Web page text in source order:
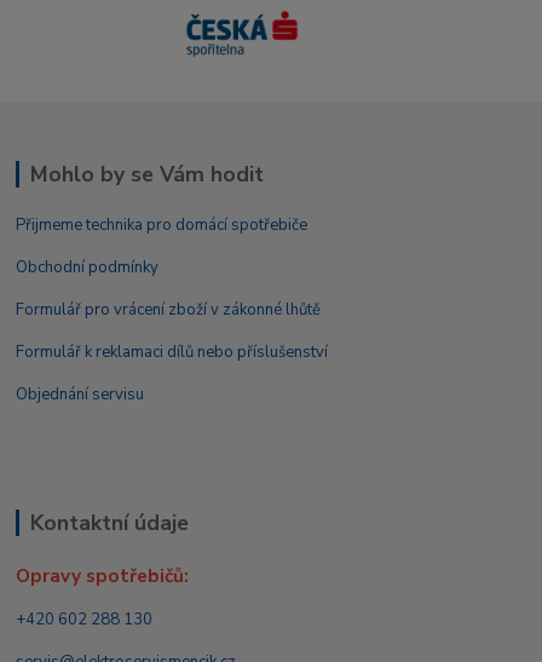
Mohlo by se Vám hodit
Přijmeme technika pro domácí spotřebiče
Obchodní podmínky
Formulář pro vrácení zboží v zákonné lhůtě
Formulář k reklamaci dílů nebo příslušenství
Objednání servisu
Kontaktní údaje
Opravy spotřebičů:
+420 602 288 130